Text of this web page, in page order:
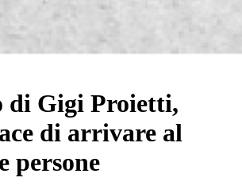
di Gigi Proietti,
di arrivare al
persone